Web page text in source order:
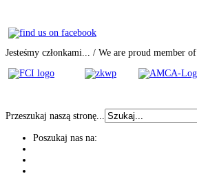
Jesteśmy członkami... / We are proud member of
Przeszukaj naszą stronę...
Poszukaj nas na: